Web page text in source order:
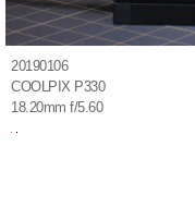
20190106
COOLPIX P330
18.20mm f/5.60